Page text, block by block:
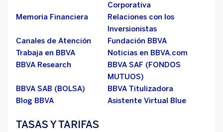
Corporativa
Memoria Financiera
Relaciones con los
Inversionistas
Canales de Atención
Fundación BBVA
Trabaja en BBVA
Noticias en BBVA.com
BBVA Research
BBVA SAF (FONDOS
MUTUOS)
BBVA SAB (BOLSA)
BBVA Titulizadora
Blog BBVA
Asistente Virtual Blue
TASAS Y TARIFAS